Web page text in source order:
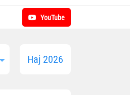
YouTube
Haj 2026